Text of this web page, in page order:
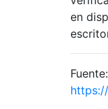
en
Fuente: